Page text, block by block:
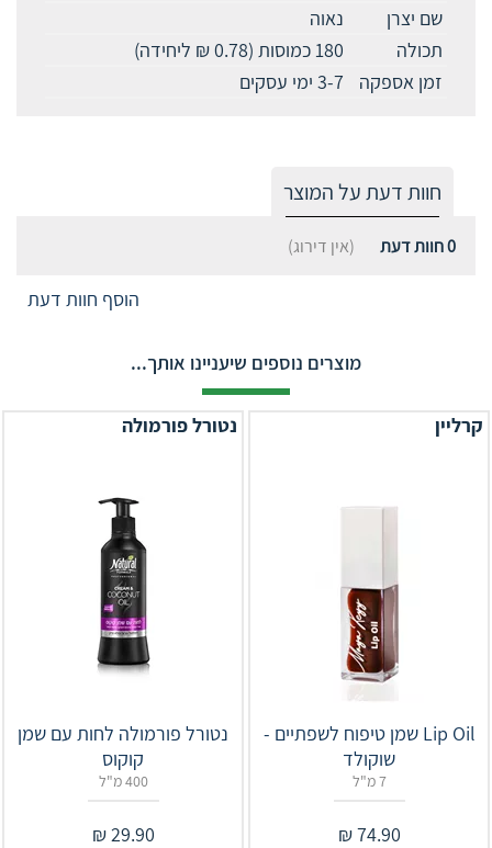
שם יצרן
נאוה
תכולה
180 כמוסות (0.78 ₪ ליחידה)
זמן אספקה
3-7 ימי עסקים
חוות דעת על המוצר
0חוות דעת (אין דירוג)
הוסף חוות דעת
מוצרים נוספים שיעניינו אותך...
קרליין
Lip Oil שמן טיפוח לשפתיים -
שוקולד
7 מ"ל
74.90
₪
נטורל פורמולה
נטורל פורמולה לחות עם שמן
קוקוס
400 מ"ל
29.90
₪